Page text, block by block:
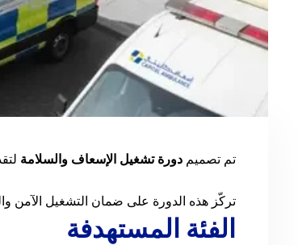
تم تصميم دورة تشغيل الإسعاف والسلامة
تركّز هذه الدورة على ضمان التشغيل الآمن
الفئة المستهدفة